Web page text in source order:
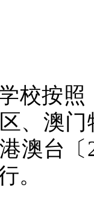
校按
、澳
澳台〔
。